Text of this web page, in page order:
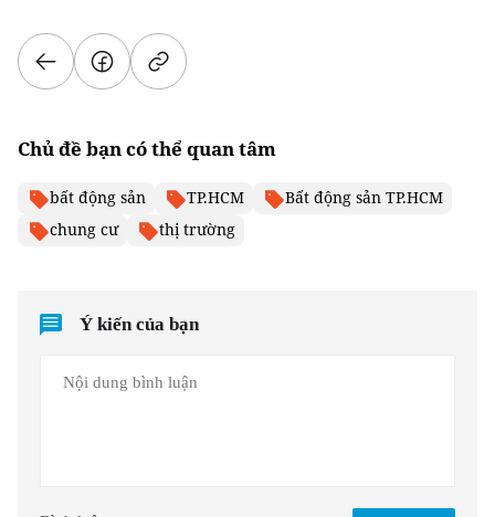
Chủ đề bạn có thể quan tâm
bất động sản TP.HCM
Bất động sản TP.HCM
chung cư
thị trường
Ý kiến của bạn